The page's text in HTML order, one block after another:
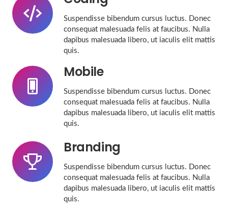
Suspendisse bibendum cursus luctus. Donec
consequat malesuada felis at faucibus. Nulla
dapibus malesuada libero, ut iaculis elit mattis
quis.
Mobile
Suspendisse bibendum cursus luctus. Donec
consequat malesuada felis at faucibus. Nulla
dapibus malesuada libero, ut iaculis elit mattis
quis.
Branding
Suspendisse bibendum cursus luctus. Donec
consequat malesuada felis at faucibus. Nulla
dapibus malesuada libero, ut iaculis elit mattis
quis.